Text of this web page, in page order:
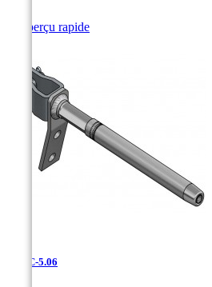
Aperçu rapide
UDAC-5.06